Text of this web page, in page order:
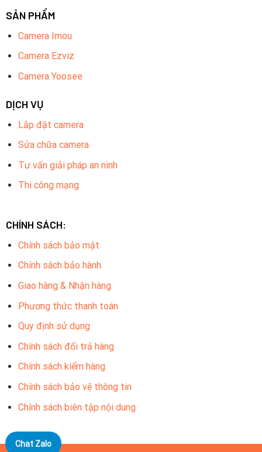
Thông Số Kỹ Thuật Của Combo
Các camera trong nhà
Chuẩn nén H265+
Ống kính cố định 3.6mm.
Tầm xa hồng ngoại 30m với công nghệ hồng ngoại thông
Các camera ngoài trời
Độ phân giải 4 Megapixel
Chuẩn nén H265+
Tầm xa hồng ngoại 30m với công nghệ hồng ngoại thông
SẢN PHẨM
Camera Imou
Camera Ezviz
Camera Yoosee
DỊCH VỤ
Lắp đặt camera
Sửa chữa camera
Tư vấn giải pháp an ninh
Thi công mạng
CHÍNH SÁCH:
Chính sách bảo mật
Chính sách bảo hành
Giao hàng & Nhận hàng
Phương thức thanh toán
Quy định sử dụng
Chính sách đổi trả hàng
Chính sách kiểm hàng
Chính sách bảo vệ thông tin
Chính sách biên tập nội dung
Chat Zalo